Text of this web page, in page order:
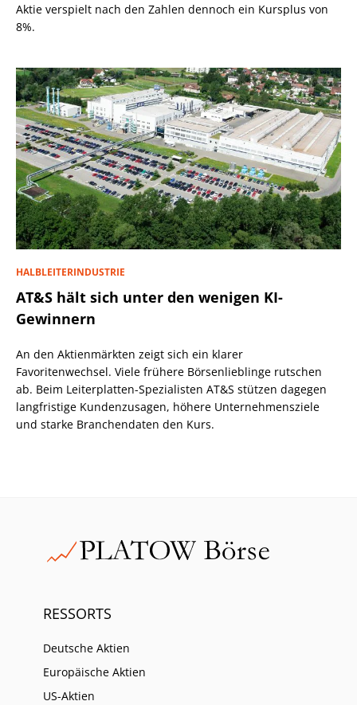
Aktie verspielt nach den Zahlen dennoch ein Kursplus von
8%.
HALBLEITERINDUSTRIE
AT&S hält sich unter den wenigen KI-
Gewinnern
An den Aktienmärkten zeigt sich ein klarer
Favoritenwechsel. Viele frühere Börsenlieblinge rutschen
ab. Beim Leiterplatten-Spezialisten AT&S stützen dagegen
langfristige Kundenzusagen, höhere Unternehmensziele
und starke Branchendaten den Kurs.
RESSORTS
Deutsche Aktien
Europäische Aktien
US-Aktien